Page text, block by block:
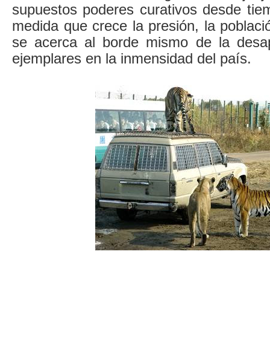
supuestos poderes curativos desde
medida que crece la presión, la
se acerca al borde mismo de la
ejemplares en la inmensidad del país.